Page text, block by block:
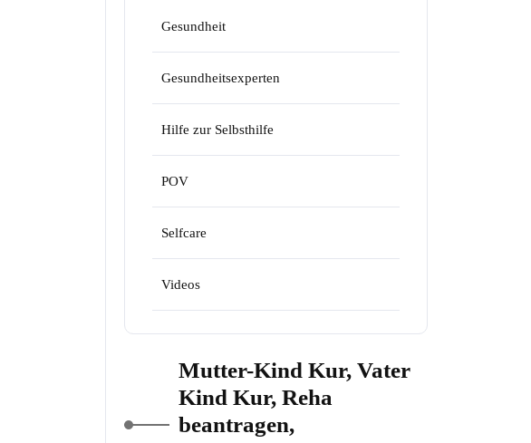
Gesundheit
Gesundheitsexperten
Hilfe zur Selbsthilfe
POV
Selfcare
Videos
Mutter-Kind Kur, Vater
Kind Kur, Reha
beantragen,